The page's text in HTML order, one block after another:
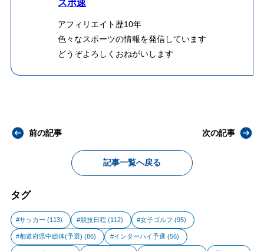
スポ速
アフィリエイト歴10年
色々なスポーツの情報を発信しています
どうぞよろしくおねがいします
前の記事
記事一覧へ戻る
次の記事
タグ
サッカー (113) 競技日程 (112) 女子ゴルフ (95)
都道府県中総体(予選) (86) インターハイ予選 (56)